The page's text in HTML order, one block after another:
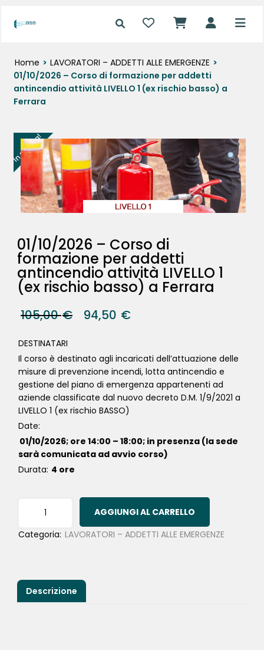
Home > LAVORATORI – ADDETTI ALLE EMERGENZE >
01/10/2026 – Corso di formazione per addetti
antincendio attività LIVELLO 1 (ex rischio basso) a
Ferrara
In offerta!
01/10/2026 – Corso di
formazione per addetti
antincendio attività LIVELLO 1
(ex rischio basso) a Ferrara
105,00€ 94,50 €
DESTINATARI
Il corso è destinato agli incaricati dell’attuazione delle
misure di prevenzione incendi, lotta antincendio e
gestione del piano di emergenza appartenenti ad
aziende classificate dal nuovo decreto D.M. 1/9/2021 a
LIVELLO 1 (ex rischio BASSO)
Date:
01/10/2026; ore 14:00 – 18:00; in presenza (la sede
sarà comunicata ad avvio corso)
Durata: 4 ore
AGGIUNGI AL CARRELLO
Categoria: LAVORATORI – ADDETTI ALLE EMERGENZE
Descrizione